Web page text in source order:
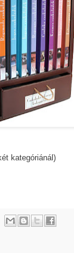
kategóriánál)